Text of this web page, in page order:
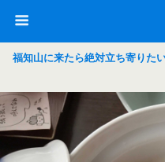
福知山に来たら絶対立ち寄りた